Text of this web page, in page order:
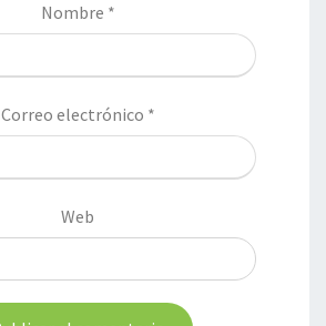
Nombre *
Correo electrónico *
Web